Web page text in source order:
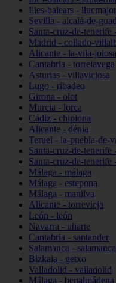
Illes-balears - llucmajor
Sevilla - alcalá-de-
Santa-cruz-de-tenerife
Madrid - collado-
Alicante - la-vila-joiosa
Cantabria - torrelavega
Asturias - villaviciosa
Lugo - ribadeo
Girona - olot
Murcia - lorca
Cádiz - chipiona
Alicante - dénia
Teruel - la-puebla-de-
Santa-cruz-de-tenerife
Santa-cruz-de-tenerife
Málaga - málaga
Málaga - estepona
Málaga - manilva
Alicante - torrevieja
León - león
Navarra - uharte
Cantabria - santander
Salamanca - salamanca
Bizkaia - getxo
Valladolid - valladolid
Málaga - benalmádena